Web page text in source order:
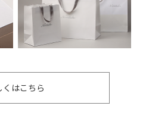
くはこちら